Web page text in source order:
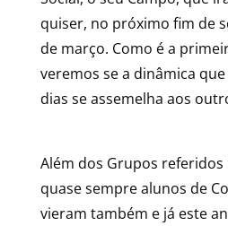
quiser, no próximo fim de
de março. Como é a
veremos se a dinâmica
dias se assemelha aos
Além dos Grupos
quase sempre alunos de
vieram também e já este